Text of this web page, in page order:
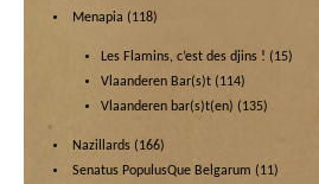
Menapia (118)
Les Flamins, c’est des djins ! (15)
Vlaanderen Bar(s)t (114)
Vlaanderen bar(s)t(en) (135)
Nazillards (166)
Senatus PopulusQue Belgarum (11)